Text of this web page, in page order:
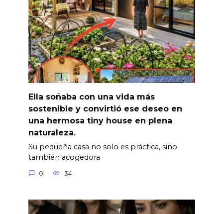
Ella soñaba con una vida más
sostenible y convirtió ese deseo en
una hermosa tiny house en plena
naturaleza.
Su pequeña casa no solo es práctica, sino
también acogedora
0 34